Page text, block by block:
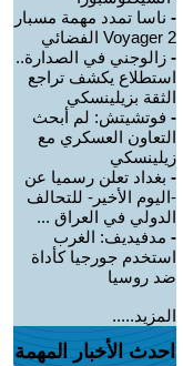
- ناسا تمدد مهمة مسبار
Voyager 2 الفضائي
- زالوجني في الصدارة..
استطلاع يكشف تراجع
الثقة بزيلينسكي
- فوتشيتش: لم أبحث
التعاون العسكري مع
زيلينسكي
- بغداد تعلن رسميا عن
-اليوم الأخير- للتحالف
الدولي في العراق ...
- مدفيديف: الغرب
استخدم جورجيا كأداة
ضد روسيا
المزيد.....
احدث الأخبار المهمة